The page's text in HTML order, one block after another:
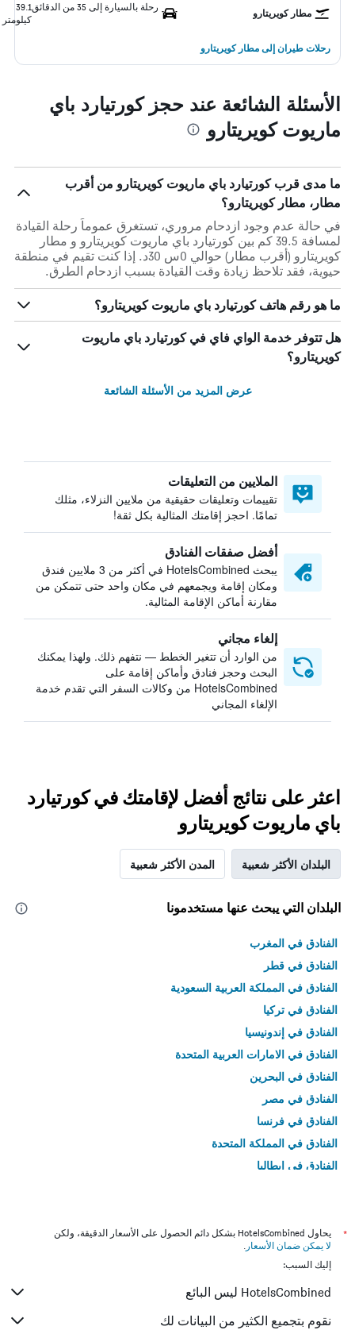
مطار كويريتارو
رحلة بالسيارة إلى 35 من الدقائق
39.1
كيلومتر
رحلات طيران إلى مطار كويريتارو
الأسئلة الشائعة عند حجز كورتيارد باي
ماريوت كويريتارو
ما مدى قرب كورتيارد باي ماريوت كويريتارو من أقرب
مطار، مطار كويريتارو؟
في حالة عدم وجود ازدحام مروري، تستغرق عموماً رحلة القيادة
لمسافة 39.5 كم بين كورتيارد باي ماريوت كويريتارو و مطار
كويريتارو (أقرب مطار) حوالي 0س 30د. إذا كنت تقيم في منطقة
حيوية، فقد تلاحظ زيادة وقت القيادة بسبب ازدحام الطرق.
ما هو رقم هاتف كورتيارد باي ماريوت كويريتارو؟
هل تتوفر خدمة الواي فاي في كورتيارد باي ماريوت
كويريتارو؟
عرض المزيد من الأسئلة الشائعة
الملايين من التعليقات
تقييمات وتعليقات حقيقية من ملايين النزلاء، مثلك
تمامًا. احجز إقامتك المثالية بكل ثقة!
أفضل صفقات الفنادق
يبحث HotelsCombined في أكثر من 3 ملايين فندق
ومكان إقامة ويجمعهم في مكان واحد حتى تتمكن من
مقارنة أماكن الإقامة المثالية.
إلغاء مجاني
من الوارد أن تتغير الخطط — نتفهم ذلك. ولهذا يمكنك
البحث وحجز فنادق وأماكن إقامة على
HotelsCombined من وكالات السفر التي تقدم خدمة
الإلغاء المجاني
اعثر على نتائج أفضل لإقامتك في كورتيارد
باي ماريوت كويريتارو
البلدان الأكثر شعبية المدن الأكثر شعبية
البلدان التي يبحث عنها مستخدمونا
الفنادق في المغرب
الفنادق في قطر
الفنادق في المملكة العربية السعودية
الفنادق في تركيا
الفنادق في إندونيسيا
الفنادق في الامارات العربية المتحدة
الفنادق في البحرين
الفنادق في مصر
الفنادق في فرنسا
الفنادق في المملكة المتحدة
الفنادق في إيطاليا
*
يحاول HotelsCombined بشكل دائم الحصول على الأسعار الدقيقة، ولكن
لا يمكن ضمان الأسعار .
إليك السبب:
HotelsCombined ليس البائع
نقوم بتجميع الكثير من البيانات لك